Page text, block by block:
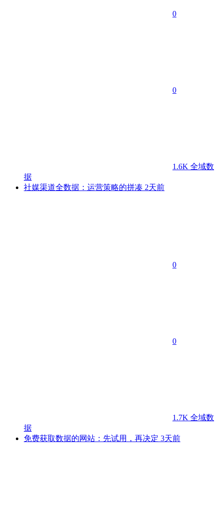
0
0
1.6K 全域数
据
社媒渠道全数据：运营策略的拼凑 2天前
0
0
1.7K 全域数
据
免费获取数据的网站：先试用，再决定 3天前